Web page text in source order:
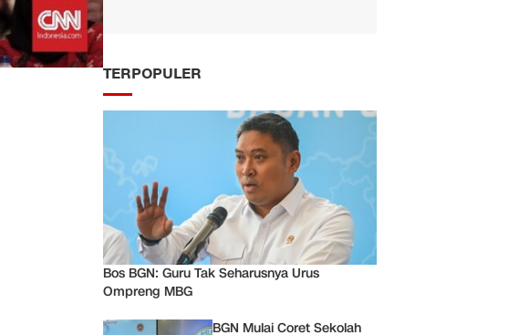
TERPOPULER
Bos BGN: Guru Tak Seharusnya Urus
Ompreng MBG
BGN Mulai Coret Sekolah